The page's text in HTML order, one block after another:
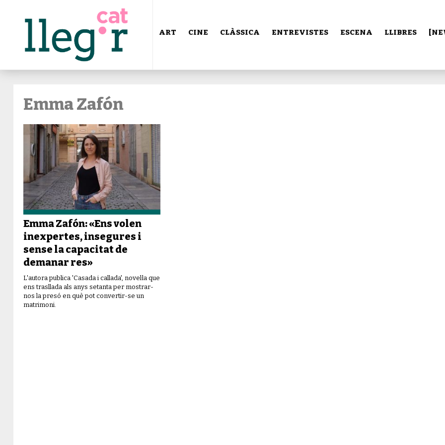
ART CINE CLÀSSICA ENTREVISTES ESCENA LLIBRES
Emma Zafón
Emma Zafón: «Ens volen
inexpertes, insegures i
sense la capacitat de
demanar res»
L'autora publica 'Casada i callada', novel·la que
ens trasllada als anys setanta per mostrar-
nos la presó en què pot convertir-se un
matrimoni.